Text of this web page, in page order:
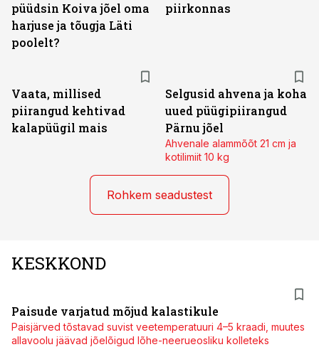
püüdsin Koiva jõel oma
harjuse ja tõugja Läti
poolelt?
piirkonnas
Vaata, millised
piirangud kehtivad
kalapüügil mais
Selgusid ahvena ja koha
uued püügipiirangud
Pärnu jõel
Ahvenale alammõõt 21 cm ja
kotilimiit 10 kg
Rohkem seadustest
KESKKOND
Paisude varjatud mõjud kalastikule
Paisjärved tõstavad suvist veetemperatuuri 4–5 kraadi, muutes
allavoolu jäävad jõelõigud lõhe-neerueosliku kolleteks